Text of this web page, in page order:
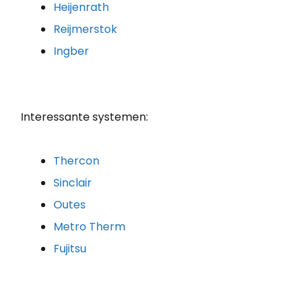
Heijenrath
Reijmerstok
Ingber
Interessante systemen:
Thercon
Sinclair
Outes
Metro Therm
Fujitsu